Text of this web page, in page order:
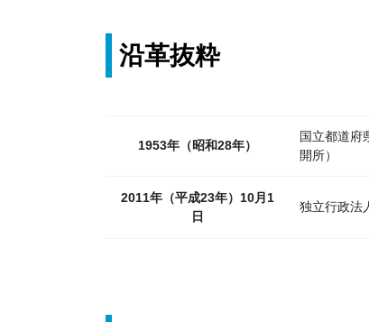
沿革抜粋
1953年（昭和28年）
国立都道府
開所）
2011年（平成23年）10月1
日
独立行政法